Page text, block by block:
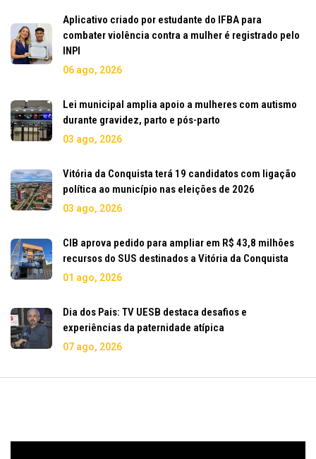
Aplicativo criado por estudante do IFBA para
combater violência contra a mulher é registrado pelo
INPI
06 ago, 2026
Lei municipal amplia apoio a mulheres com autismo
durante gravidez, parto e pós-parto
03 ago, 2026
Vitória da Conquista terá 19 candidatos com ligação
política ao município nas eleições de 2026
03 ago, 2026
CIB aprova pedido para ampliar em R$ 43,8 milhões
recursos do SUS destinados a Vitória da Conquista
01 ago, 2026
Dia dos Pais: TV UESB destaca desafios e
experiências da paternidade atípica
07 ago, 2026